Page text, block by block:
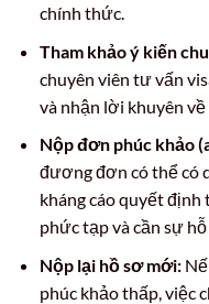
chính thức.
Tham khảo ý kiến
chuyên viên tư vấn
và nhận lời khuyên
Nộp đơn phúc khảo
đương đơn có thể có
kháng cáo quyết
phức tạp và cần sự
Nộp lại hồ sơ mới:
phúc khảo thấp, việc